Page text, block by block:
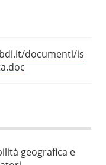
documenti/is
geografica e